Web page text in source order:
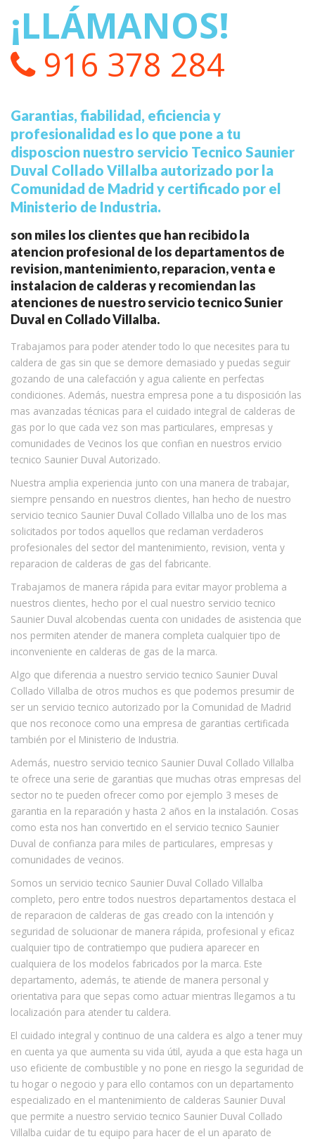
¡LLÁMANOS!
916 378 284
Garantias, fiabilidad, eficiencia y
profesionalidad es lo que pone a tu
disposcion nuestro servicio Tecnico Saunier
Duval Collado Villalba autorizado por la
Comunidad de Madrid y certificado por el
Ministerio de Industria.
son miles los clientes que han recibido la
atencion profesional de los departamentos de
revision, mantenimiento, reparacion, venta e
instalacion de calderas y recomiendan las
atenciones de nuestro servicio tecnico Sunier
Duval en Collado Villalba.
Trabajamos para poder atender todo lo que necesites para tu
caldera de gas sin que se demore demasiado y puedas seguir
gozando de una calefacción y agua caliente en perfectas
condiciones. Además, nuestra empresa pone a tu disposición las
mas avanzadas técnicas para el cuidado integral de calderas de
gas por lo que cada vez son mas particulares, empresas y
comunidades de Vecinos los que confian en nuestros ervicio
tecnico Saunier Duval Autorizado.
Nuestra amplia experiencia junto con una manera de trabajar,
siempre pensando en nuestros clientes, han hecho de nuestro
servicio tecnico Saunier Duval Collado Villalba uno de los mas
solicitados por todos aquellos que reclaman verdaderos
profesionales del sector del mantenimiento, revision, venta y
reparacion de calderas de gas del fabricante.
Trabajamos de manera rápida para evitar mayor problema a
nuestros clientes, hecho por el cual nuestro servicio tecnico
Saunier Duval alcobendas cuenta con unidades de asistencia que
nos permiten atender de manera completa cualquier tipo de
inconveniente en calderas de gas de la marca.
Algo que diferencia a nuestro servicio tecnico Saunier Duval
Collado Villalba de otros muchos es que podemos presumir de
ser un servicio tecnico autorizado por la Comunidad de Madrid
que nos reconoce como una empresa de garantias certificada
también por el Ministerio de Industria.
Además, nuestro servicio tecnico Saunier Duval Collado Villalba
te ofrece una serie de garantias que muchas otras empresas del
sector no te pueden ofrecer como por ejemplo 3 meses de
garantia en la reparación y hasta 2 años en la instalación. Cosas
como esta nos han convertido en el servicio tecnico Saunier
Duval de confianza para miles de particulares, empresas y
comunidades de vecinos.
Somos un servicio tecnico Saunier Duval Collado Villalba
completo, pero entre todos nuestros departamentos destaca el
de reparacion de calderas de gas creado con la intención y
seguridad de solucionar de manera rápida, profesional y eficaz
cualquier tipo de contratiempo que pudiera aparecer en
cualquiera de los modelos fabricados por la marca. Este
departamento, además, te atiende de manera personal y
orientativa para que sepas como actuar mientras llegamos a tu
localización para atender tu caldera.
El cuidado integral y continuo de una caldera es algo a tener muy
en cuenta ya que aumenta su vida útil, ayuda a que esta haga un
uso eficiente de combustible y no pone en riesgo la seguridad de
tu hogar o negocio y para ello contamos con un departamento
especializado en el mantenimiento de calderas Saunier Duval
que permite a nuestro servicio tecnico Saunier Duval Collado
Villalba cuidar de tu equipo para hacer de el un aparato de